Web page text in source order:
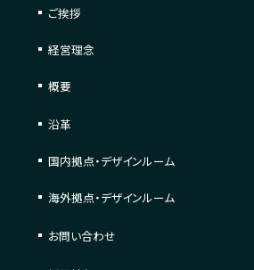
ご挨拶
経営理念
概要
沿革
国内拠点・デザインルーム
海外拠点・デザインルーム
お問い合わせ